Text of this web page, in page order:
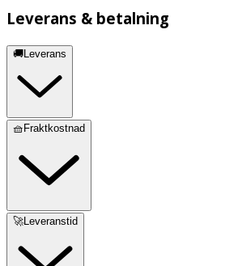
Leverans & betalning
🚚Leverans
🧺Fraktkostnad
🚀Leveranstid